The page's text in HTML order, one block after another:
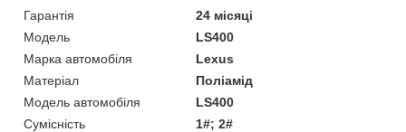
Гарантія
24 місяці
Мoдель
LS400
Марка автомобіля
Lexus
Матеріал
Поліамід
Модель автомобіля
LS400
Сумісність
1#; 2#